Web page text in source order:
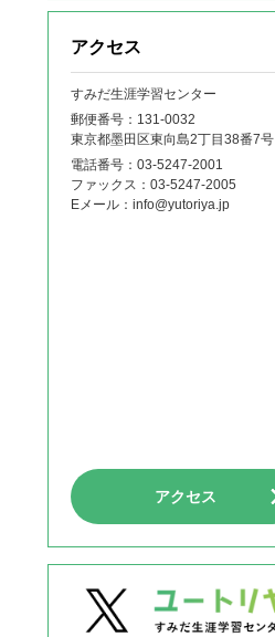
アクセス
すみだ生涯学習センター
郵便番号：131‐0032
東京都墨田区東向島2丁目38番7号
電話番号： 03-5247-2001
ファックス： 03-5247-2005
Eメール： info@yutoriya.jp
アクセス